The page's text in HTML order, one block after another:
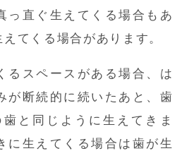
っ直ぐ生えてくる場合もあ
てくる場合があります。
るスペースがある場合、は
が断続的に続いたあと、歯
と同じように生えてきま
に生えてくる場合は歯が生